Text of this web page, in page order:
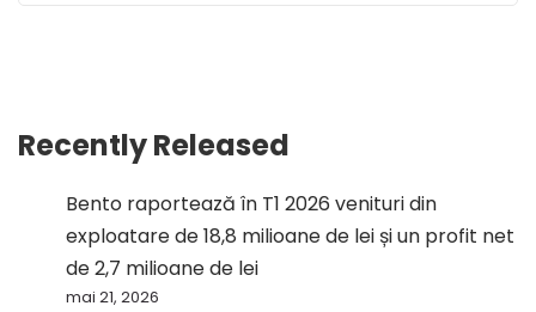
Recently Released
Bento raportează în T1 2026 venituri din
exploatare de 18,8 milioane de lei și un profit net
de 2,7 milioane de lei
mai 21, 2026